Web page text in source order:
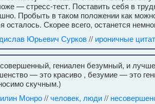
— стресс-тест. Поставить себя в
Пробыть в таком положении как
осталось. Скорее всего, останется
Юрьевич Сурков// ироничные
гениален безумный, и
— это красиво , безумие — это
скучным.)
Монро//человек, люди//